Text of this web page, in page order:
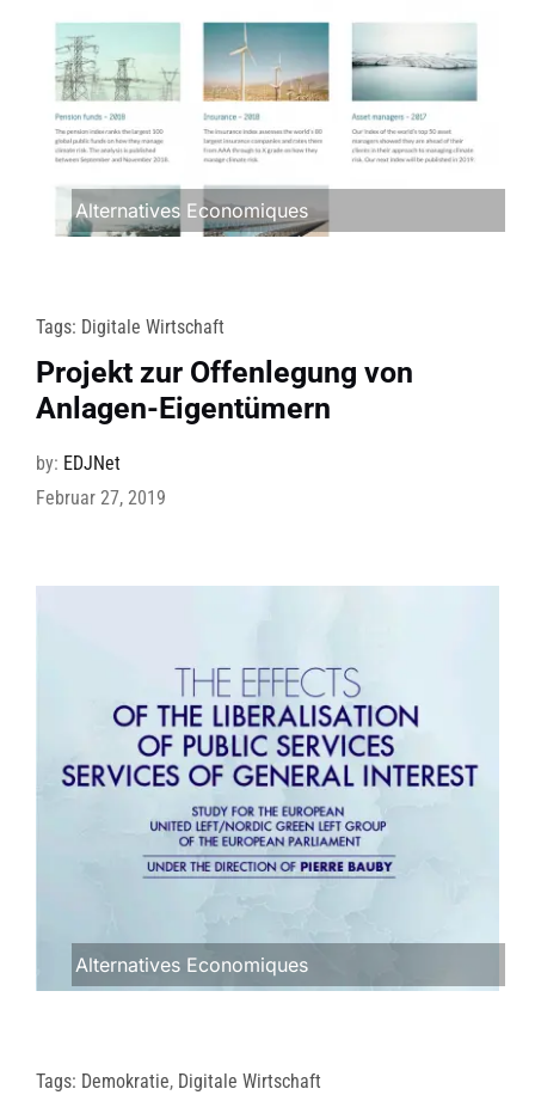
Alternatives Economiques
Tags: Digitale Wirtschaft
Projekt zur Offenlegung von
Anlagen-Eigentümern
by: EDJNet
Februar 27, 2019
Alternatives Economiques
Tags: Demokratie, Digitale Wirtschaft